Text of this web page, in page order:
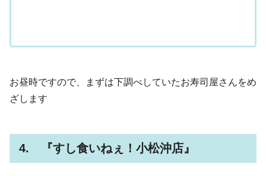
お昼時ですので、まずは下調べしていたお寿司屋さんをめ
ざします
4. 『すし食いねぇ！小松沖店』